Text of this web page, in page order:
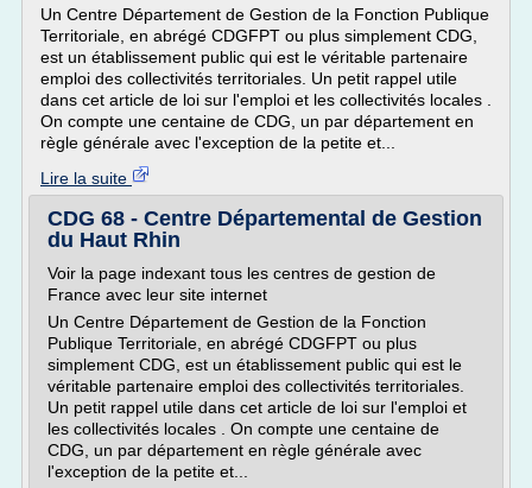
Un Centre Département de Gestion de la Fonction Publique
Territoriale, en abrégé CDGFPT ou plus simplement CDG,
est un établissement public qui est le véritable partenaire
emploi des collectivités territoriales. Un petit rappel utile
dans cet article de loi sur l'emploi et les collectivités locales .
On compte une centaine de CDG, un par département en
règle générale avec l'exception de la petite et...
Lire la suite
CDG 68 - Centre Départemental de Gestion
du Haut Rhin
Voir la page indexant tous les centres de gestion de
France avec leur site internet
Un Centre Département de Gestion de la Fonction
Publique Territoriale, en abrégé CDGFPT ou plus
simplement CDG, est un établissement public qui est le
véritable partenaire emploi des collectivités territoriales.
Un petit rappel utile dans cet article de loi sur l'emploi et
les collectivités locales . On compte une centaine de
CDG, un par département en règle générale avec
l'exception de la petite et...